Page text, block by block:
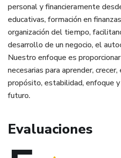
personal y financieramente
educativas, formación en
organización del tiempo,
desarrollo de un negocio, el
Nuestro enfoque es
necesarias para aprender,
propósito, estabilidad, enfoque y
futuro.
Evaluaciones